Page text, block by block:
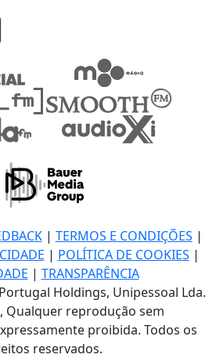
| TERMOS E CONDIÇÕES |
| POLÍTICA DE COOKIES |
| TRANSPARÊNCIA
Holdings, Unipessoal Lda.
Qualquer reprodução sem
proibida. Todos os
reservados.